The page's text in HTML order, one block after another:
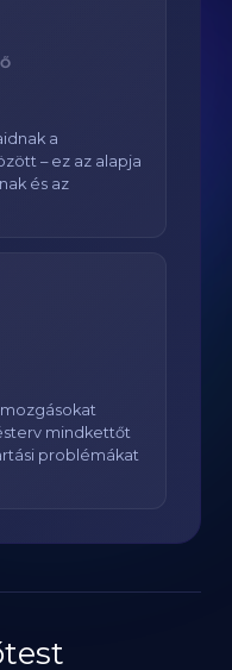
a
– ez az alapja
és az
mindkettőt
problémákat